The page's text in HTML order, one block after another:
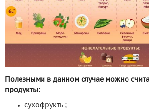
Полезными в данном случае можно
продукты:
сухофрукты;